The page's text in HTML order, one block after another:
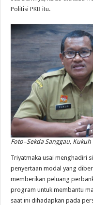
Politisi PKB itu.
Foto–Sekda Sanggau, Kukuh
Triyatmaka usai menghadiri
penyertaan modal yang
memberikan peluang
program untuk membantu
saat ini dihadapkan pada